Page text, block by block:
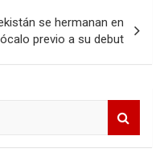
se hermanan en
previo a su debut